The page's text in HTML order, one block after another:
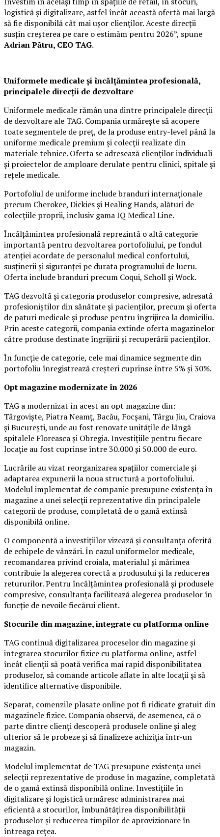
logistică și digitalizare, astfel încât această ofertă mai largă
să fie disponibilă cât mai ușor clienților. Aceste direcții
susțin creșterea pe care o estimăm pentru 2026”, spune
Adrian Pătru, CEO TAG.
Uniformele medicale și încălțămintea profesională,
principalele direcții de dezvoltare
Uniformele medicale rămân una dintre principalele direcții
de dezvoltare ale TAG. Compania urmărește să acopere
toate segmentele de preț, de la produse entry-level până la
uniforme medicale premium și colecții realizate din
materiale tehnice. Oferta se adresează clienților individuali
și proiectelor de amploare derulate pentru clinici, spitale și
rețele medicale.
Portofoliul de uniforme include branduri internaționale
precum Cherokee, Dickies și Healing Hands, alături de
colecțiile proprii, inclusiv gama IQ Medical Line.
Încălțămintea profesională reprezintă o altă categorie
importantă pentru dezvoltarea portofoliului, pe fondul
atenției acordate de personalul medical confortului,
susținerii și siguranței pe durata programului de lucru.
Oferta include branduri precum Coqui, Scholl și Wock.
TAG dezvoltă și categoria produselor compresive, adresată
profesioniștilor din sănătate și pacienților, precum și oferta
de paturi medicale și produse pentru îngrijirea la domiciliu.
Prin aceste categorii, compania extinde oferta magazinelor
către produse destinate îngrijirii și recuperării pacienților.
În funcție de categorie, cele mai dinamice segmente din
portofoliu înregistrează creșteri cuprinse între 5% și 30%.
Opt magazine modernizate în 2026
TAG a modernizat în acest an opt magazine din:
Târgoviște, Piatra Neamț, Bacău, Focșani, Târgu Jiu, Craiova
și București, unde au fost renovate unitățile de lângă
spitalele Floreasca și Obregia. Investițiile pentru fiecare
locație au fost cuprinse între 30.000 și 50.000 de euro.
Lucrările au vizat reorganizarea spațiilor comerciale și
adaptarea expunerii la noua structură a portofoliului.
Modelul implementat de companie presupune existența în
magazine a unei selecții reprezentative din principalele
categorii de produse, completată de o gamă extinsă
disponibilă online.
O componentă a investițiilor vizează și consultanța oferită
de echipele de vânzări. În cazul uniformelor medicale,
recomandarea privind croiala, materialul și mărimea
contribuie la alegerea corectă a produsului și la reducerea
retururilor. Pentru încălțămintea profesională și produsele
compresive, consultanța facilitează alegerea produselor în
funcție de nevoile fiecărui client.
Stocurile din magazine, integrate cu platforma online
TAG continuă digitalizarea proceselor din magazine și
integrarea stocurilor fizice cu platforma online, astfel
încât clienții să poată verifica mai rapid disponibilitatea
produselor, să comande articole aflate în alte locații și să
identifice alternative disponibile.
Separat, comenzile plasate online pot fi ridicate gratuit din
magazinele fizice. Compania observă, de asemenea, că o
parte dintre clienți descoperă produsele online și aleg
ulterior să le probeze și să finalizeze achiziția într-un
magazin.
Modelul implementat de TAG presupune existența unei
selecții reprezentative de produse în magazine, completată
de o gamă extinsă disponibilă online. Investițiile în
digitalizare și logistică urmăresc administrarea mai
eficientă a stocurilor, îmbunătățirea disponibilității
produselor și reducerea timpilor de aprovizionare în
întreaga rețea.